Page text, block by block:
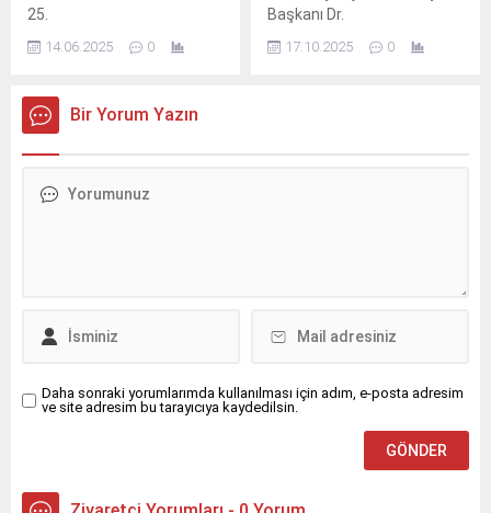
25.
14.06.2025 0
Başkanı Dr.
17.10.2025 0
Bir Yorum Yazın
Daha sonraki yorumlarımda kullanılması için adım, e-posta adresim
ve site adresim bu tarayıcıya kaydedilsin.